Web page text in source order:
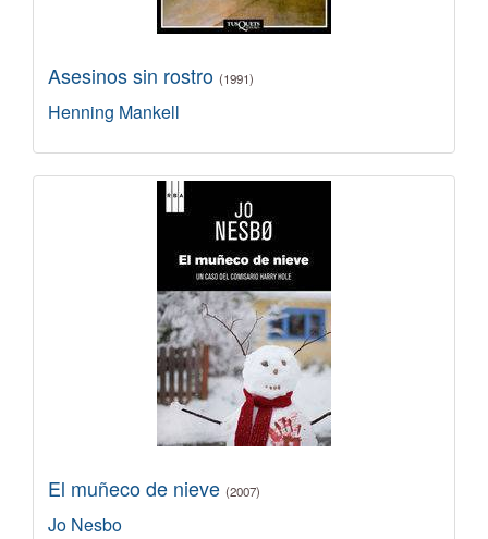
Asesinos sin rostro (1991)
Henning Mankell
El muñeco de nieve (2007)
Jo Nesbo